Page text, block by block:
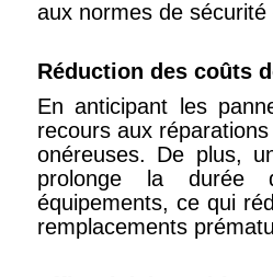
aux normes de sécurité
Réduction des coûts
En anticipant les
recours aux
onéreuses. De plus,
prolonge la
équipements, ce qui
remplacements